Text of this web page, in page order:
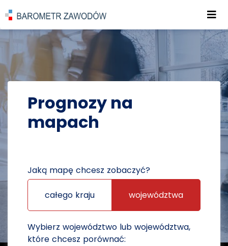
POWRÓT DO STRONY GŁÓWNEJ
PROGNOZY PROGNOZY NA MAPACH
Prognozy na
mapach
Jaką mapę chcesz zobaczyć?
całego kraju województwa
Wybierz województwo lub województwa,
które chcesz porównać: